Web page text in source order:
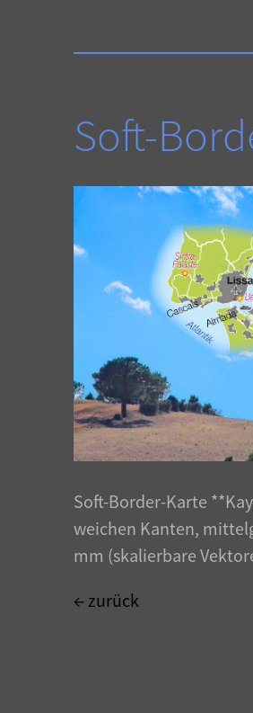
Soft-
Soft-Border-Karte
weichen Kanten,
mm (skalierbare
← zurück